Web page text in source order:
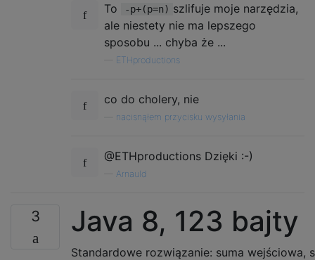
To -p+(p=n) szlifuje moje narzędzia,
ale niestety nie ma lepszego
sposobu ... chyba że ...
ETHproductions
co do cholery, nie
nacisnąłem przycisku wysyłania
@ETHproductions Dzięki :-)
Arnauld
3 Java 8, 123 bajty
Standardowe rozwiązanie: suma